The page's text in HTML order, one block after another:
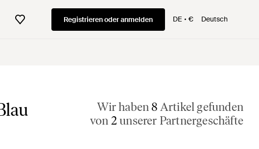
Registrieren oder anmelden DE € Deutsch
Wir haben 8 Artikel gefunden
von 2 unserer Partnergeschäfte